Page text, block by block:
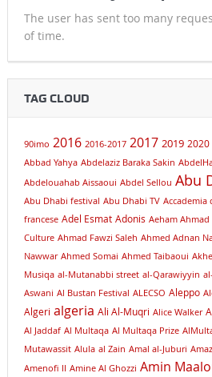
The user has sent too many
of time.
TAG CLOUD
90imo 2016 2016-2017 2017 2019 2020
Abbad Yahya Abdelaziz Baraka Sakin
Abdelouahab Aissaoui Abdel Sellou Abu
Abu Dhabi festival Abu Dhabi TV Accademia
francese Adel Esmat Adonis Aeham Ahmad
Culture Ahmad Fawzi Saleh Ahmed Adnan
Nawwar Ahmed Somai Ahmed Taibaoui
Musiqa al-Mutanabbi street al-Qarawiyyin
Aswani Al Bustan Festival ALECSO Aleppo
Algeri algeria Ali Al-Muqri Alice Walker
Al Jaddaf Al Multaqa Al Multaqa Prize
Mutawassit Alula al Zain Amal al-Juburi
Amenofi II Amine Al Ghozzi Amin